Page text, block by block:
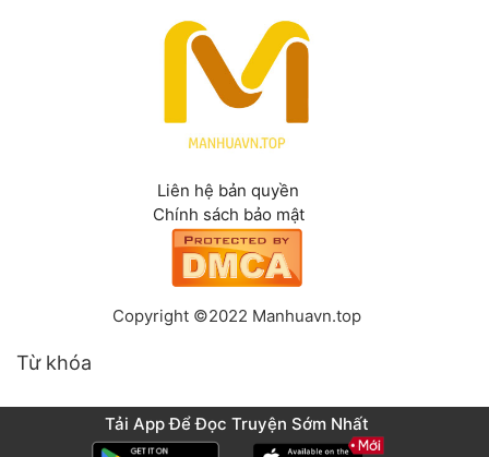
Liên hệ bản quyền
Chính sách bảo mật
Copyright ©2022 Manhuavn.top
Từ khóa
Tải App Để Đọc Truyện Sớm Nhất